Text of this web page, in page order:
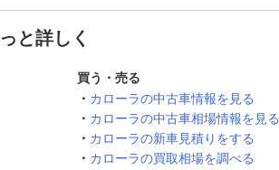
と詳しく
買う・売る
カローラの中古車情報を見る
カローラの中古車相場情報を見る
カローラの新車見積りをする
カローラの買取相場を調べる